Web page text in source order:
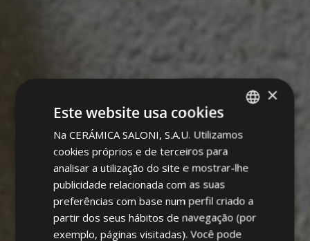
SPANISH
ENGLISH
GERMAN
PORTUGUESE
×
Este website usa cookies
Na CERÁMICA SALONI, S.A.U. Utilizamos
cookies próprios e de terceiros para
analisar a utilização do site e mostrar-lhe
publicidade relacionada com as suas
preferências com base num perfil criado a
partir dos seus hábitos de navegação (por
exemplo, páginas visitadas). Você pode